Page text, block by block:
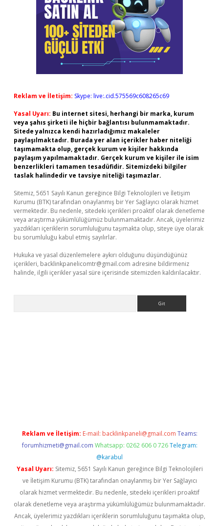
Reklam ve İletişim: Skype: live:.cid.575569c608265c69
Yasal Uyarı: Bu internet sitesi, herhangi bir marka, kurum
veya şahıs şirketi ile hiçbir bağlantısı bulunmamaktadır.
Sitede yalnızca kendi hazırladığımız makaleler
paylaşılmaktadır. Burada yer alan içerikler haber niteliği
taşımamakta olup, gerçek kurum ve kişiler hakkında
paylaşım yapılmamaktadır. Gerçek kurum ve kişiler ile isim
benzerlikleri tamamen tesadüfidir. Sitemizdeki bilgiler
taslak halindedir ve tavsiye niteliği taşımazlar.
Sitemiz, 5651 Sayılı Kanun gereğince Bilgi Teknolojileri ve İletişim
Kurumu (BTK) tarafından onaylanmış bir Yer Sağlayıcı olarak hizmet
vermektedir. Bu nedenle, sitedeki içerikleri proaktif olarak denetleme
veya araştırma yükümlülüğümüz bulunmamaktadır. Ancak, üyelerimiz
yazdıkları içeriklerin sorumluluğunu taşımakta olup, siteye üye olarak
bu sorumluluğu kabul etmiş sayılırlar.
Hukuka ve yasal düzenlemelere aykırı olduğunu düşündüğünüz
içerikleri, backlinkpanelicomtr@gmail.com adresine bildirmeniz
halinde, ilgili içerikler yasal süre içerisinde sitemizden kaldırılacaktır.
Reklam ve İletişim: E-mail: backlinkpaneli@gmail.com Teams:
forumhizmeti@gmail.com Whatsapp: 0262 606 0 726 Telegram:
@karabul
Yasal Uyarı: Sitemiz, 5651 Sayılı Kanun gereğince Bilgi Teknolojileri
ve İletişim Kurumu (BTK) tarafından onaylanmış bir Yer Sağlayıcı
olarak hizmet vermektedir. Bu nedenle, sitedeki içerikleri proaktif
olarak denetleme veya araştırma yükümlülüğümüz bulunmamaktadır.
Ancak, üyelerimiz yazdıkları içeriklerin sorumluluğunu taşımakta olup,